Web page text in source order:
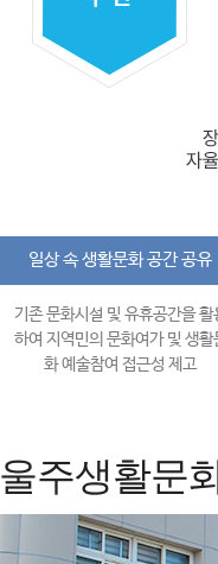
일상 속 생활문화 공간 공유
기존 문화시설 및 유휴공간을 활
하여 지역민의 문화여가 및 생활
화 예술참여 접근성 제고
울주생활문